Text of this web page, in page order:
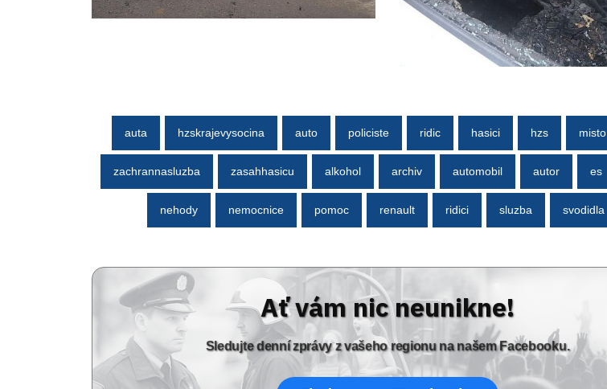
auta hzskrajevysocina auto policiste ridic hasici hzs misto
zachrannasluzba zasahhasicu alkohol archiv automobil autor es
nehody nemocnice pomoc renault ridici sluzba svodidla
Ať vám nic neunikne!
Sledujte denní zprávy z vašeho regionu na našem Facebooku.